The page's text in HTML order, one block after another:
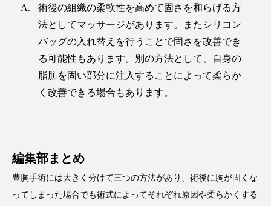
術後の組織の柔軟性を高めて固さを和らげる方
法としてマッサージがあります。またシリコン
バッグの入れ替えを行うことで固さを改善でき
る可能性もあります。別の方法として、自身の
脂肪を固い部分に注入することによって柔らか
く改善できる場合もあります。
編集部まとめ
豊胸手術には大きく分けて三つの方法があり、術後に胸が固くな
ってしまった場合でも術式によってそれぞれ原因や柔らかくする